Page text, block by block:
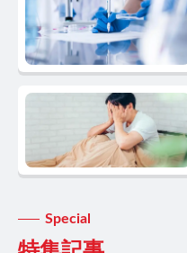
PMS
PMSコラム TOP
更年期コラム TOP
ネコの健康コラム TOP
Special